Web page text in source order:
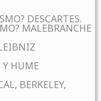
DESCARTES.
MALEBRANCHE
Y HUME
BERKELEY,